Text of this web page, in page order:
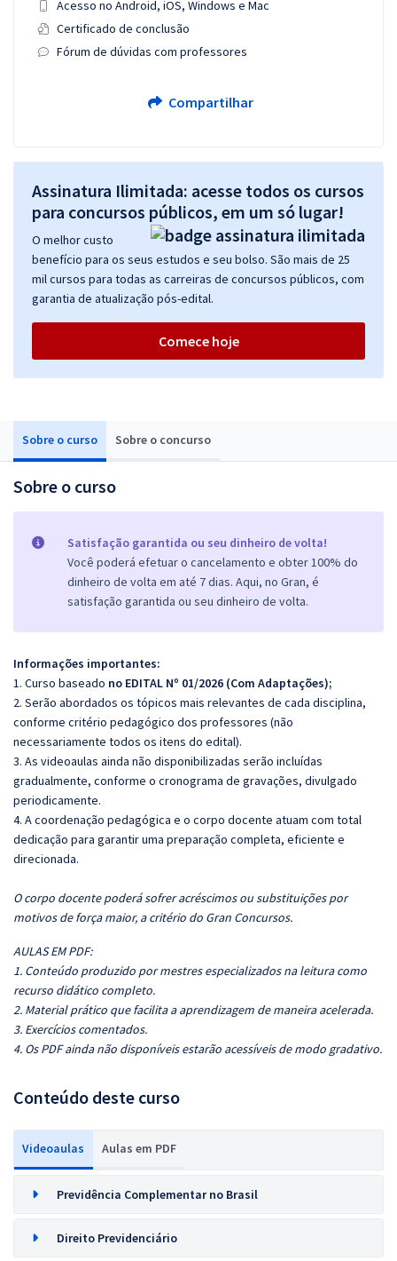
Sobre o curso Sobre o concurso
Sobre o curso
Satisfação garantida ou seu dinheiro de volta!
Você poderá efetuar o cancelamento e obter 100% do
dinheiro de volta em até 7 dias. Aqui, no Gran, é
satisfação garantida ou seu dinheiro de volta.
Informações importantes:
1. Curso baseado no EDITAL Nº 01/2026 (Com Adaptações);
2. Serão abordados os tópicos mais relevantes de cada disciplina,
conforme critério pedagógico dos professores (não
necessariamente todos os itens do edital).
3. As videoaulas ainda não disponibilizadas serão incluídas
gradualmente, conforme o cronograma de gravações, divulgado
periodicamente.
4. A coordenação pedagógica e o corpo docente atuam com total
dedicação para garantir uma preparação completa, eficiente e
direcionada.
O corpo docente poderá sofrer acréscimos ou substituições por
motivos de força maior, a critério do Gran Concursos.
AULAS EM PDF:
1. Conteúdo produzido por mestres especializados na leitura como
recurso didático completo.
2. Material prático que facilita a aprendizagem de maneira acelerada.
3. Exercícios comentados.
4. Os PDF ainda não disponíveis estarão acessíveis de modo gradativo.
Conteúdo deste curso
Videoaulas Aulas em PDF
Previdência Complementar no Brasil
Direito Previdenciário
Acesso no Android, iOS, Windows e Mac
Certificado de conclusão
Fórum de dúvidas com professores
Compartilhar
Assinatura Ilimitada: acesse todos os cursos
para concursos públicos, em um só lugar!
O melhor custo
benefício para os seus estudos e seu bolso. São mais de 25
mil cursos para todas as carreiras de concursos públicos, com
garantia de atualização pós-edital.
Comece hoje